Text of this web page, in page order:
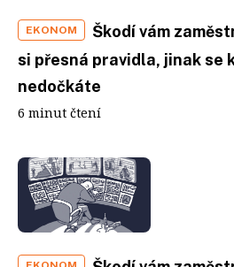
EKONOM
Škodí vám
si přesná pravidla, jinak se
nedočkáte
6 minut čtení